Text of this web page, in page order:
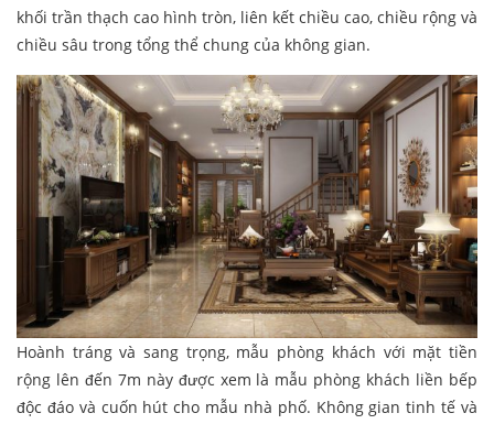
khối trần thạch cao hình tròn, liên kết chiều cao, chiều rộng và
chiều sâu trong tổng thể chung của không gian.
Hoành tráng và sang trọng, mẫu phòng khách với mặt tiền
rộng lên đến 7m này được xem là mẫu phòng khách liền bếp
độc đáo và cuốn hút cho mẫu nhà phố. Không gian tinh tế và